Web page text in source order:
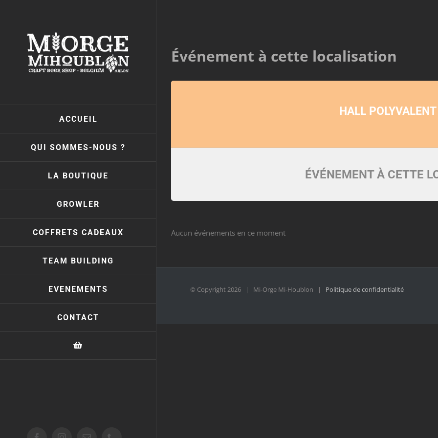
ACCUEIL
QUI SOMMES-NOUS ?
LA BOUTIQUE
GROWLER
COFFRETS CADEAUX
TEAM BUILDING
EVENEMENTS
CONTACT
Événement à cette localisation
HALL
ÉVÉNEMENT À CETTE
Aucun événements en ce moment
© Copyright2026 | Mi-Orge Mi-Houblon | Politique de confidentialité